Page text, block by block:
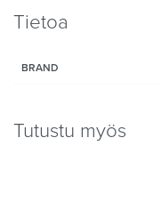
Tietoa
BRAND
Tutustu myös